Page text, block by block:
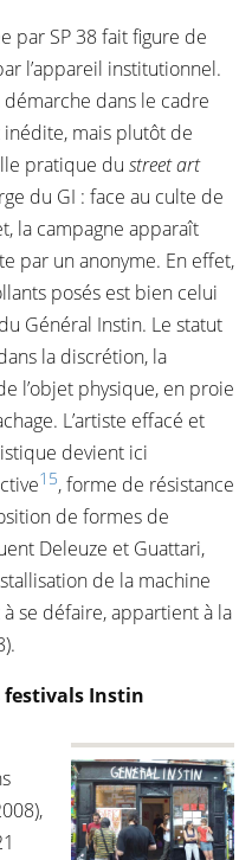
par SP 38 fait figure de
l’appareil institutionnel.
démarche dans le cadre
mais plutôt de
pratique du street art
du GI : face au culte de
la campagne apparaît
par un anonyme. En effet,
posés est bien celui
Général Instin. Le statut
la discrétion, la
l’objet physique, en proie
L’artiste effacé et
devient ici
15, forme de résistance
de formes de
Deleuze et Guattari,
de la machine
se défaire, appartient à la
festivals Instin